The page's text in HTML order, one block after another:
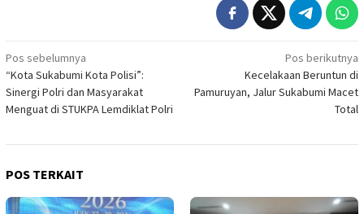
Navigasi
pos
Pos sebelumnya
“Kota Sukabumi Kota Polisi”:
Sinergi Polri dan Masyarakat
Menguat di STUKPA Lemdiklat Polri
Pos berikutnya
Kecelakaan Beruntun di
Pamuruyan, Jalur Sukabumi Macet
Total
POS TERKAIT